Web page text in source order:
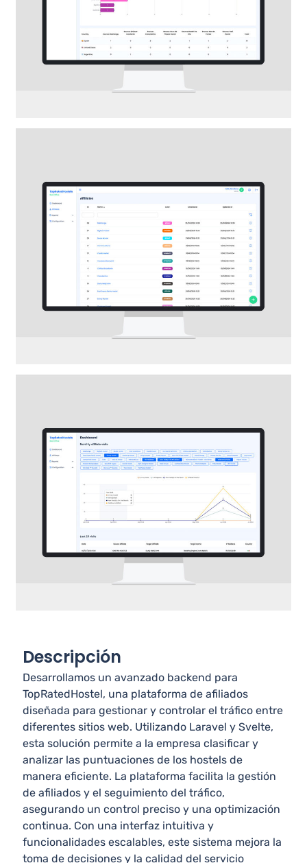
Descripción
Desarrollamos un avanzado backend para
TopRatedHostel, una plataforma de afiliados
diseñada para gestionar y controlar el tráfico entre
diferentes sitios web. Utilizando Laravel y Svelte,
esta solución permite a la empresa clasificar y
analizar las puntuaciones de los hostels de
manera eficiente. La plataforma facilita la gestión
de afiliados y el seguimiento del tráfico,
asegurando un control preciso y una optimización
continua. Con una interfaz intuitiva y
funcionalidades escalables, este sistema mejora la
toma de decisiones y la calidad del servicio